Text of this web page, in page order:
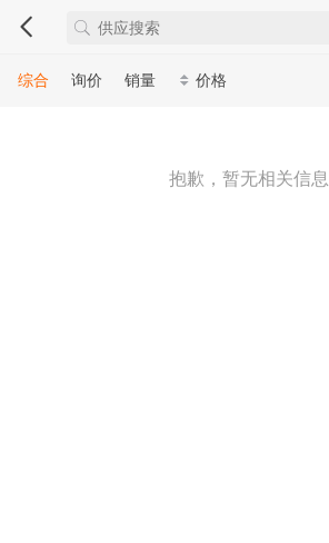
综合 询价 销量 价格
抱歉，暂无相关信息